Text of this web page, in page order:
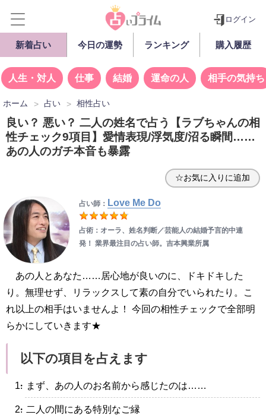
ログイン
新着占い 今日の運勢 ランキング 購入履歴
人生・対人 仕事 結婚 運命の人 相手の気持ち
ホーム 占い 相性占い
良い？ 悪い？ 二人の姓名で占う【ラブちゃんの相
性チェック9項目】愛情表現/浮気度/沼る瞬間……
あの人のガチ本音も暴露
☆お気に入りに追加
占い師： Love Me Do
占術：オーラ、姓名判断／芸能人の結婚予言的中連
発！ 業界最注目の占い師。吉本興業所属
あの人とあなた……居心地が良いのに、ドキドキした
り。無理せず、リラックスして素の自分でいられたり。こ
れ以上の相手はいませんよ！ 今回の相性チェックで全部明
らかにしていきます★
以下の項目を占えます
・まず、あの人のお名前から感じたのは……
・二人の間にある特別なご縁